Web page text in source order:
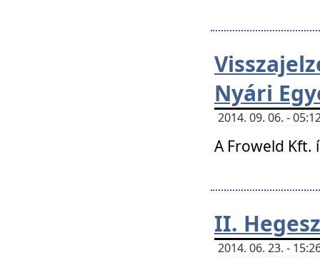
Nyári
2014. 09. 06. -
A Froweld
II.
2014. 06. 23. -